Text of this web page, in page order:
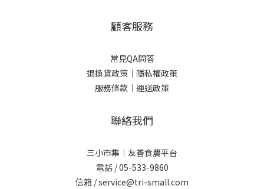
顧客服務
常見QA問答
退換貨政策｜ 隱私權政策
服務條款｜ 運送政策
聯絡我們
三小市集｜友善食農平台
電話 / 05-533-9860
信箱 / service@tri-small.com